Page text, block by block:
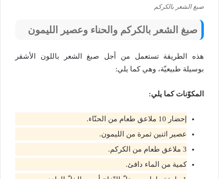
صبغ الشعر بالكركم
صبغ الشعر بالكركم والحناء وعصير الليمون
هذه الطريقة تستعمل من أجل صبغ الشعر باللون الأشقر
بوسيلة طبيعيّة، وهي كما يلي:
المكوّنات كما يلي:
إحضار 10 ملاعق طعام من الحنّاء.
عصير اثنين ثمرة من الليمون.
3 ملاعق طعام من الكركم.
كمية من الماء دافئ.